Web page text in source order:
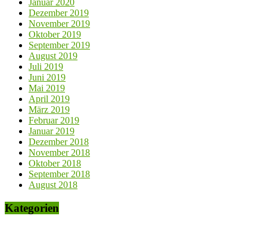
Dezember 2019
November 2019
Oktober 2019
September 2019
August 2019
Juli 2019
Juni 2019
Mai 2019
April 2019
März 2019
Februar 2019
Januar 2019
Dezember 2018
November 2018
Oktober 2018
September 2018
August 2018
Kategorien